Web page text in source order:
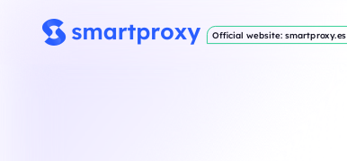
Official website: smartproxy.es